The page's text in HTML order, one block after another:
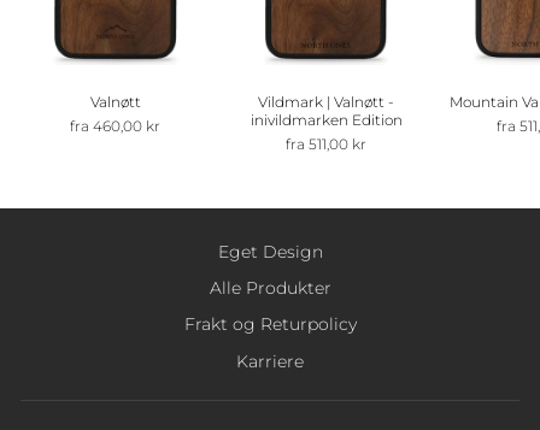
Valnøtt
fra 460,00 kr
Vildmark | Valnøtt -
inivildmarken Edition
fra 511,00 kr
Mountain
fra
Eget Design
Alle Produkter
Frakt og Returpolicy
Karriere